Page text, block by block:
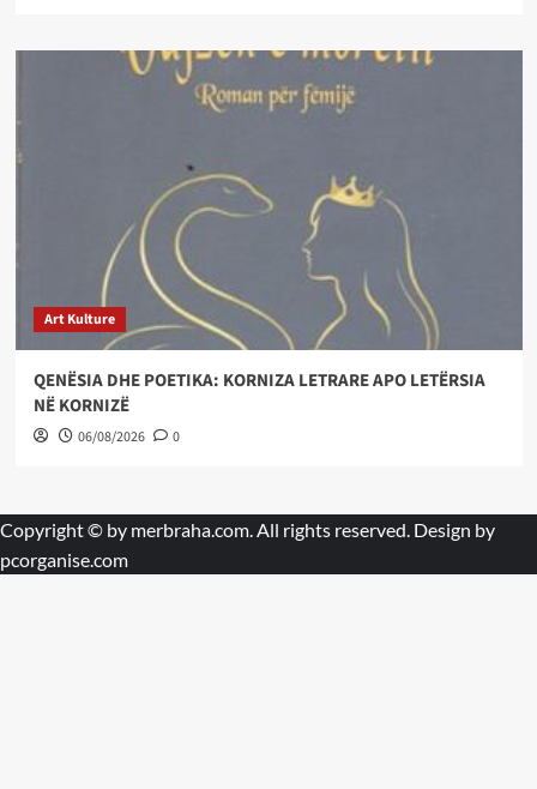
Art Kulture
QENËSIA DHE POETIKA: KORNIZA LETRARE APO LETËRSIA
NË KORNIZË
06/08/2026 0
Copyright © by merbraha.com. All rights reserved. Design by
pcorganise.com